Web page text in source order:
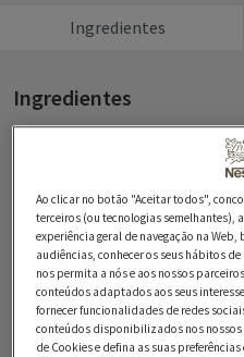
Ingredientes
Ingredientes
1 lata de Leite
45 g de NESQUIK
100 g de bolachas
PARA A DECORAÇÃO:
Ao clicar no botão "Aceitar todos",
terceiros (ou tecnologias semelhantes),
experiência geral de navegação na
audiências, conhecer os seus hábitos
nos permita a nós e aos nossos
conteúdos adaptados aos seus
fornecer funcionalidades de redes
conteúdos disponibilizados nos nossos
de Cookies e defina as suas